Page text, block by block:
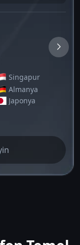
Singapur
Almanya
Japonya